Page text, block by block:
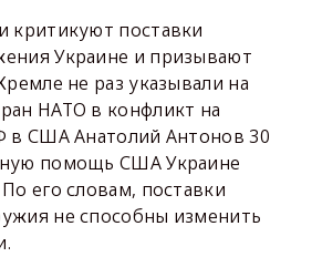
критикуют поставки
Украине и призывают
не раз указывали на
НАТО в конфликт на
в США Анатолий Антонов 30
помощь США Украине
его словам, поставки
не способны изменить